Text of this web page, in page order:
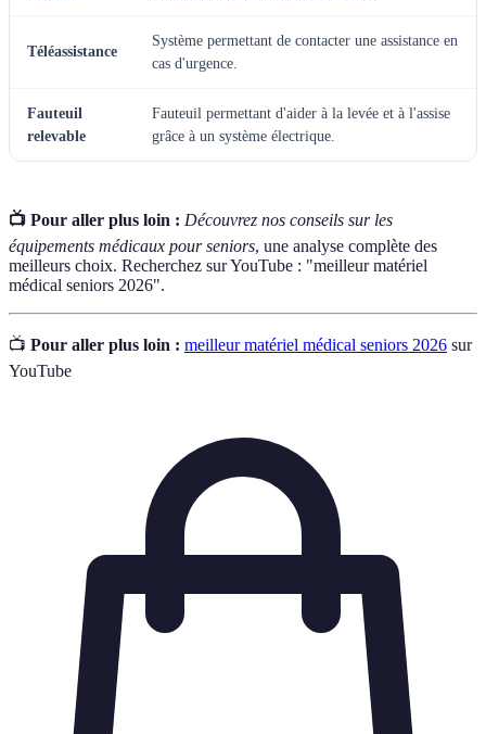
Téléassistance
Système permettant de contacter une assistance en
cas d'urgence.
Fauteuil
relevable
Fauteuil permettant d'aider à la levée et à l'assise
grâce à un système électrique.
📺 Pour aller plus loin : Découvrez nos conseils sur les
équipements médicaux pour seniors, une analyse complète des
meilleurs choix. Recherchez sur YouTube : "meilleur matériel
médical seniors 2026".
📺 Pour aller plus loin : meilleur matériel médical seniors 2026 sur
YouTube